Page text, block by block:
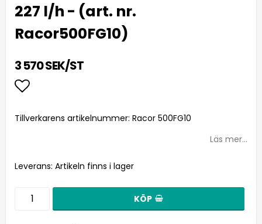
227 l/h - (art. nr.
Racor500FG10)
3 570 SEK/ST
Lägg till i favoritlistan
Tillverkarens artikelnummer: Racor 500FG10
Läs mer...
Leverans: Artikeln finns i lager
KÖP